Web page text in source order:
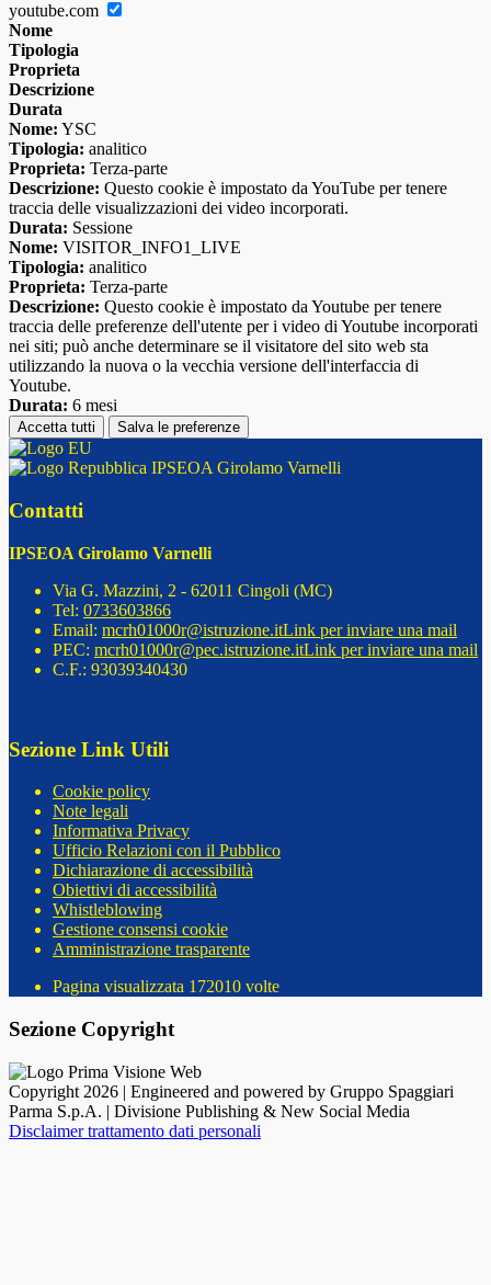
youtube.com
Nome
Tipologia
Proprieta
Descrizione
Durata
Nome: YSC
Tipologia: analitico
Proprieta: Terza-parte
Descrizione: Questo cookie è impostato da YouTube per tenere
traccia delle visualizzazioni dei video incorporati.
Durata: Sessione
Nome: VISITOR_INFO1_LIVE
Tipologia: analitico
Proprieta: Terza-parte
Descrizione: Questo cookie è impostato da Youtube per tenere
traccia delle preferenze dell'utente per i video di Youtube incorporati
nei siti; può anche determinare se il visitatore del sito web sta
utilizzando la nuova o la vecchia versione dell'interfaccia di
Youtube.
Durata: 6 mesi
Accetta tutti Salva le preferenze
IPSEOA Girolamo Varnelli
Contatti
IPSEOA Girolamo Varnelli
Via G. Mazzini, 2 - 62011 Cingoli (MC)
Tel: 0733603866
Email: mcrh01000r@istruzione.itLink per inviare una mail
PEC: mcrh01000r@pec.istruzione.itLink per inviare una mail
C.F.: 93039340430
Sezione Link Utili
Cookie policy
Note legali
Informativa Privacy
Ufficio Relazioni con il Pubblico
Dichiarazione di accessibilità
Obiettivi di accessibilità
Whistleblowing
Gestione consensi cookie
Amministrazione trasparente
Pagina visualizzata 172010 volte
Sezione Copyright
Copyright 2026 | Engineered and powered by Gruppo Spaggiari
Parma S.p.A. | Divisione Publishing & New Social Media
Disclaimer trattamento dati personali